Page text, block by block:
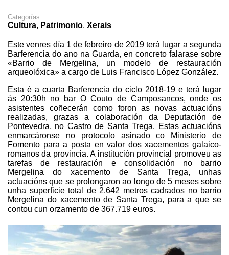
Categorías
Cultura, Patrimonio, Xerais
Este venres día 1 de febreiro de 2019 terá lugar a segunda
Barferencia do ano na Guarda, en concreto falarase sobre
«Barrio de Mergelina, un modelo de restauración
arqueolóxica» a cargo de Luis Francisco López González.
Esta é a cuarta Barferencia do ciclo 2018-19 e terá lugar
ás 20:30h no bar O Couto de Camposancos, onde os
asistentes coñecerán como foron as novas actuacións
realizadas, grazas a colaboración da Deputación de
Pontevedra, no Castro de Santa Trega. Estas actuacións
enmarcáronse no protocolo asinado co Ministerio de
Fomento para a posta en valor dos xacementos galaico-
romanos da provincia. A institución provincial promoveu as
tarefas de restauración e consolidación no barrio
Mergelina do xacemento de Santa Trega, unhas
actuacións que se prolongaron ao longo de 5 meses sobre
unha superficie total de 2.642 metros cadrados no barrio
Mergelina do xacemento de Santa Trega, para a que se
contou cun orzamento de 367.719 euros.